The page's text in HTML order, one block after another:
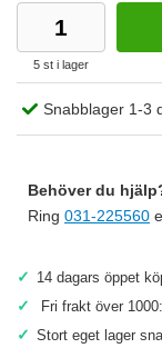
5 st i lager
Snabblager 1-3
Behöver du
Ring 031-225560
✓ 14 dagars öppet
✓ Fri frakt över
✓ Stort eget lager